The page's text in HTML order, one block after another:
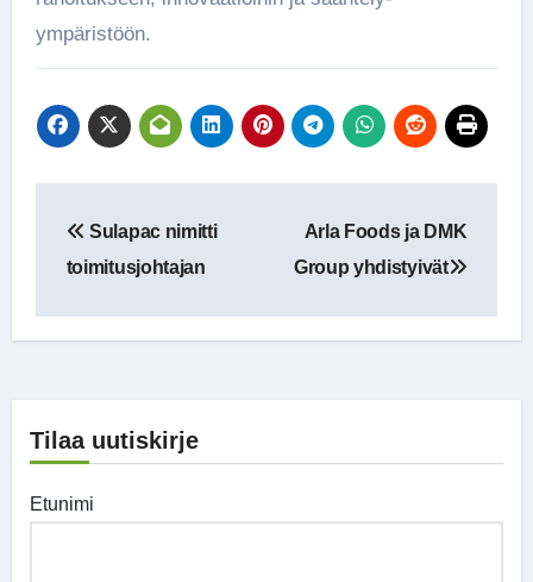
ympäristöön.
selaus
Sulapac nimitti
toimitusjohtajan
Arla Foods ja DMK
Group yhdistyivät
Tilaa uutiskirje
Etunimi